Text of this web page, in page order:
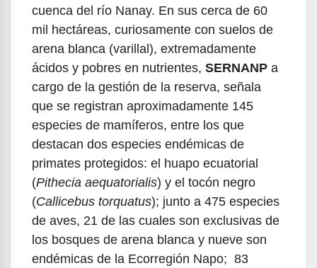
cuenca del río Nanay. En sus cerca de 60
mil hectáreas, curiosamente con suelos de
arena blanca (varillal), extremadamente
ácidos y pobres en nutrientes, SERNANP a
cargo de la gestión de la reserva, señala
que se registran aproximadamente 145
especies de mamíferos, entre los que
destacan dos especies endémicas de
primates protegidos: el huapo ecuatorial
(Pithecia aequatorialis) y el tocón negro
(Callicebus torquatus); junto a 475 especies
de aves, 21 de las cuales son exclusivas de
los bosques de arena blanca y nueve son
endémicas de la Ecorregión Napo; 83